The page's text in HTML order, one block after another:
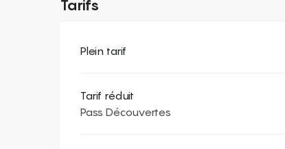
Tarifs
Plein tarif
Tarif réduit
Pass Découvertes